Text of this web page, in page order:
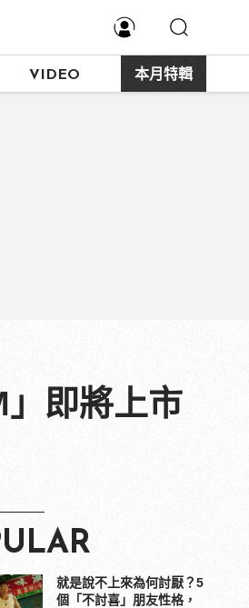
VIDEO 本月特輯
即將上市
就是說不上來為何討厭？5
個「不討喜」朋友性格，